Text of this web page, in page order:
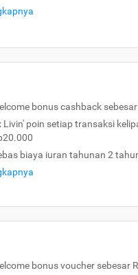
bonus cashback
Livin' poin setiap transaksi
biaya iuran tahunan 2
bonus voucher sebesar